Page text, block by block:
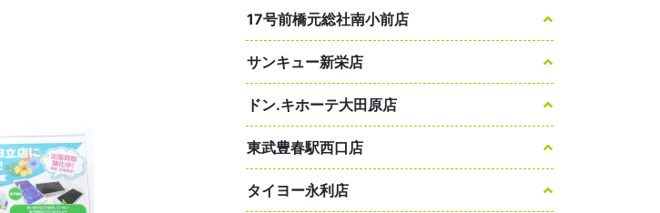
17号前橋元総社南小前店
サンキュー新栄店
ドン.キホーテ大田原店
東武豊春駅西口店
タイヨー永利店